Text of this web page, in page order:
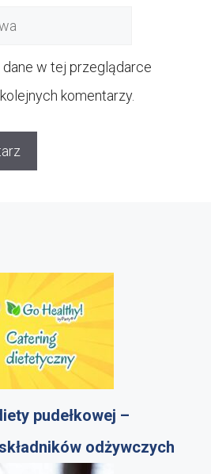
w tej przeglądarce
komentarzy.
pudełkowej –
odżywczych